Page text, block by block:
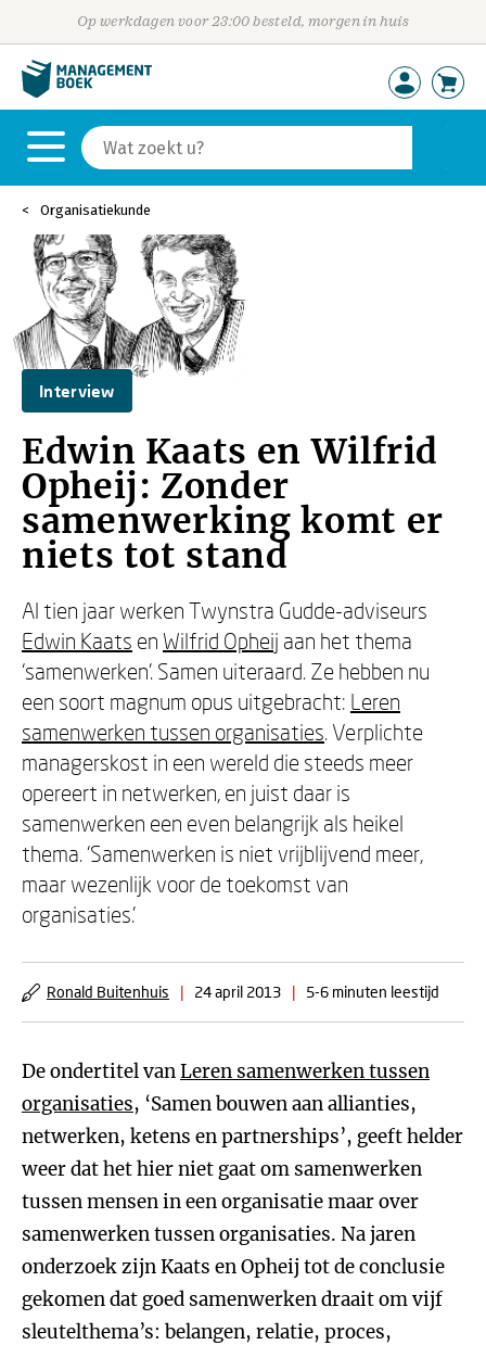
Op werkdagen voor 23:00 besteld, morgen in huis
Organisatiekunde
Interview
Edwin Kaats en Wilfrid
Opheij: Zonder
samenwerking komt er
niets tot stand
Al tien jaar werken Twynstra Gudde-adviseurs
Edwin Kaats en Wilfrid Opheij aan het thema
‘samenwerken’. Samen uiteraard. Ze hebben nu
een soort magnum opus uitgebracht: Leren
samenwerken tussen organisaties. Verplichte
managerskost in een wereld die steeds meer
opereert in netwerken, en juist daar is
samenwerken een even belangrijk als heikel
thema. ‘Samenwerken is niet vrijblijvend meer,
maar wezenlijk voor de toekomst van
organisaties.’
Ronald Buitenhuis | 24 april 2013 | 5-6 minuten leestijd
De ondertitel vanLeren samenwerken tussen
organisaties, ‘Samen bouwen aan allianties,
netwerken, ketens en partnerships’, geeft helder
weer dat het hier niet gaat om samenwerken
tussen mensen in een organisatie maar over
samenwerken tussen organisaties. Na jaren
onderzoek zijn Kaats en Opheij tot de conclusie
gekomen dat goed samenwerken draait om vijf
sleutelthema’s: belangen, relatie, proces,